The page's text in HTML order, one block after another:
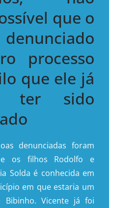
que o
denunciado
processo
que ele já
ter sido
denunciadas foram
e os filhos Rodolfo e
Solda é conhecida em
em que estaria um
Bibinho. Vicente já foi